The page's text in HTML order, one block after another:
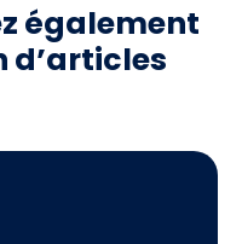
également
d’articles